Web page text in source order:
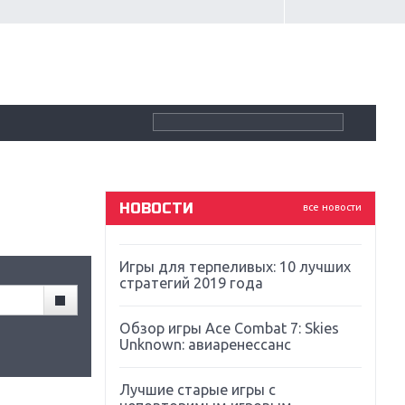
все новости
НОВОСТИ
Souls
Far Cry 5: хвалить нельзя ругать
Игры для терпеливых: 10 лучших
стратегий 2019 года
Обзор игры Ace Combat 7: Skies
Unknown: авиаренессанс
Лучшие старые игры с